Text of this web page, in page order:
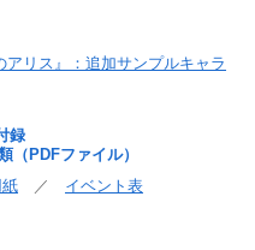
リス』：追加サンプルキャラ
録
PDFファイル）
／ イベント表